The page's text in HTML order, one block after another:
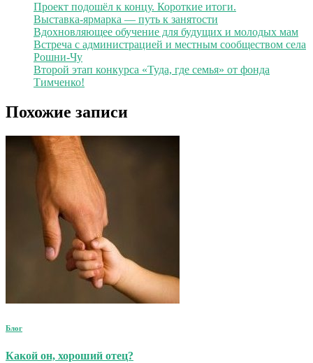
Проект подошёл к концу. Короткие итоги.
Выставка-ярмарка — путь к занятости
Вдохновляющее обучение для будущих и молодых мам
Встреча с администрацией и местным сообществом села
Рошни-Чу
Второй этап конкурса «Туда, где семья» от фонда
Тимченко!
Похожие записи
Блог
Какой он, хороший отец?